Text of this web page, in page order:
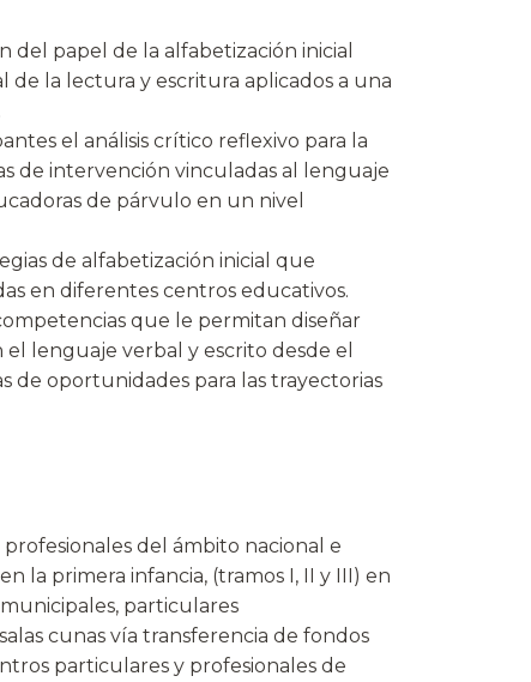
del papel de la alfabetización inicial
de la lectura y escritura aplicados a una
el análisis crítico reflexivo para la
de intervención vinculadas al lenguaje
de párvulo en un nivel
de alfabetización inicial que
en diferentes centros educativos.
que le permitan diseñar
lenguaje verbal y escrito desde el
de oportunidades para las trayectorias
del ámbito nacional e
la primera infancia, (tramos I, II y III) en
particulares
cunas vía transferencia de fondos
particulares y profesionales de